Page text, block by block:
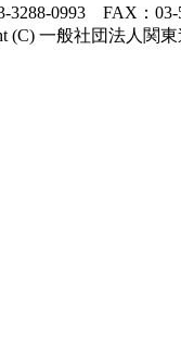
3288-0993 FAX：03-
(C) 一般社団法人関